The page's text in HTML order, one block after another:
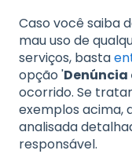
Caso você saiba
mau uso de
serviços, basta
opção '
ocorrido. Se
exemplos acima,
analisada
responsável.